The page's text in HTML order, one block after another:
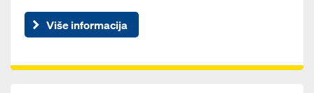
Više informacija